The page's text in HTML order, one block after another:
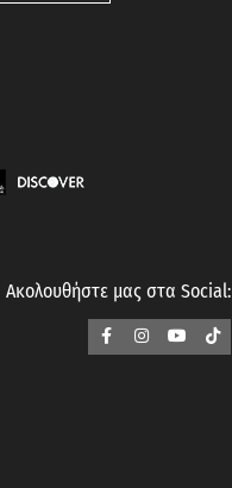
Ακολουθήστε μας στα Social: